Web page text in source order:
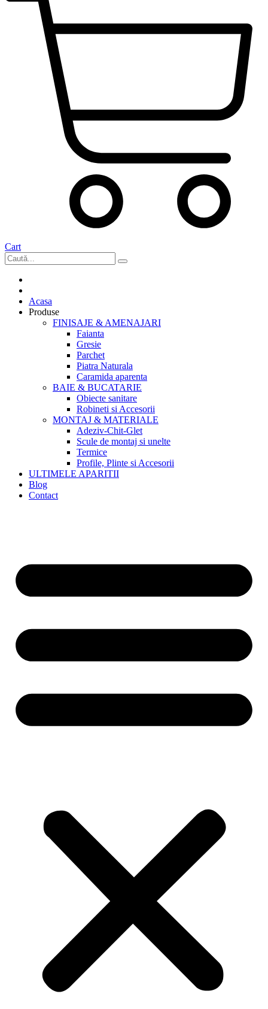
Cart
Acasa
Produse
FINISAJE & AMENAJARI
Faianta
Gresie
Parchet
Piatra Naturala
Caramida aparenta
BAIE & BUCATARIE
Obiecte sanitare
Robineti si Accesorii
MONTAJ & MATERIALE
Adeziv-Chit-Glet
Scule de montaj si unelte
Termice
Profile, Plinte si Accesorii
ULTIMELE APARITII
Blog
Contact